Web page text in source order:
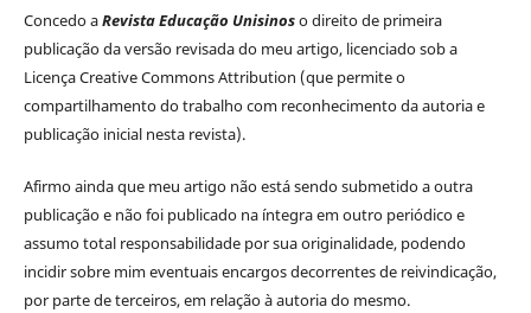
Concedo aRevista Educação Unisinoso direito de primeira
publicação da versão revisada do meu artigo, licenciado sob a
Licença Creative Commons Attribution (que permite o
compartilhamento do trabalho com reconhecimento da autoria e
publicação inicial nesta revista).
Afirmo ainda que meu artigo não está sendo submetido a outra
publicação e não foi publicado na íntegra em outro periódico e
assumo total responsabilidade por sua originalidade, podendo
incidir sobre mim eventuais encargos decorrentes de reivindicação,
por parte de terceiros, em relação à autoria do mesmo.